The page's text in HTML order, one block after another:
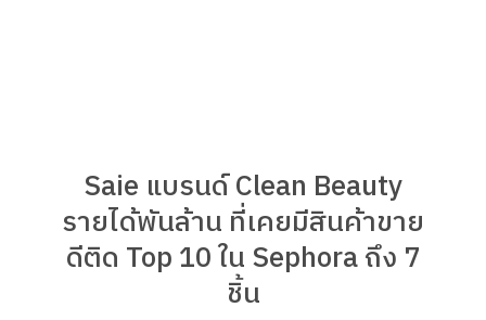
Saie แบรนด์ Clean Beauty
รายได้พันล้าน ที่เคยมีสินค้าขาย
ดีติด Top 10 ใน Sephora ถึง 7
ชิ้น